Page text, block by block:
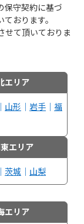
保守契約に基づ
おります。
せて頂いておりま
エリア
｜ 山形 ｜ 岩手 ｜ 福
エリア
｜ 茨城 ｜ 山梨
エリア